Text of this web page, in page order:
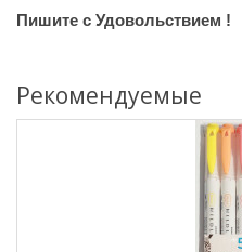
Пишите с Удовольствием !
Рекомендуемые